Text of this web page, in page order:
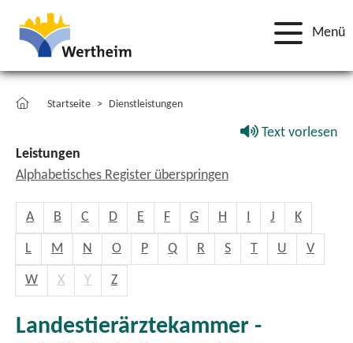
Menü
Startseite Dienstleistungen
Text vorlesen
Leistungen
Alphabetisches Register überspringen
A B C D E F G H I J K
L M N O P Q R S T U V
W X Y Z
Landestierärztekammer -